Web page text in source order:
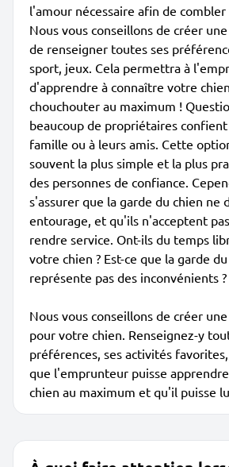
l'amour nécessaire afin de
Nous vous conseillons de créer
de renseigner toutes ses
sport, jeux. Cela permettra à
d'apprendre à connaître votre
chouchouter au maximum !
beaucoup de propriétaires
famille ou à leurs amis. Cette
souvent la plus simple et la plus
des personnes de confiance.
s'assurer que la garde du chien ne
entourage, et qu'ils n'acceptent
rendre service. Ont-ils du temps
votre chien ? Est-ce que la garde
représente pas des inconvénients ?
Nous vous conseillons de créer
pour votre chien. Renseignez-y
préférences, ses activités
que l'emprunteur puisse
chien au maximum et qu'il puisse